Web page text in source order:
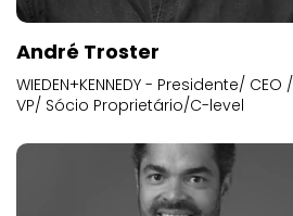
André Troster
WIEDEN+KENNEDY - Presidente/ CEO /
VP/ Sócio Proprietário/C-level